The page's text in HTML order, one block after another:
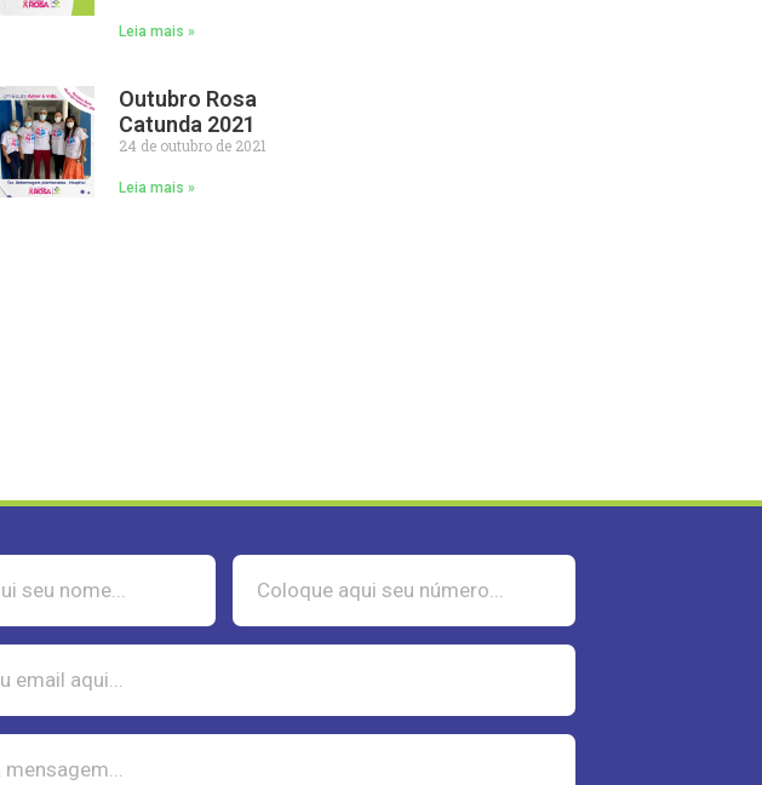
Leia mais »
Outubro Rosa
Catunda 2021
24 de outubro de 2021
Leia mais »